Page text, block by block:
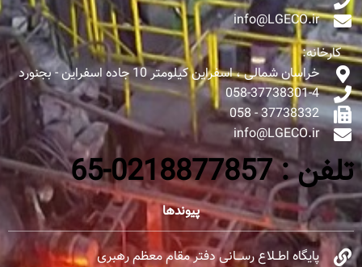
info@LGECO.ir
کارخانه:
خراسان شمالی ، اسفراین کیلومتر 10 جاده اسفراین - بجنورد
058-37738301-4
37738332 - 058
info@LGECO.ir
تلفن : 0218877857-65
پیوندها
پایگاه اطــلاع رســـانی دفتر مقام معظم رهبری